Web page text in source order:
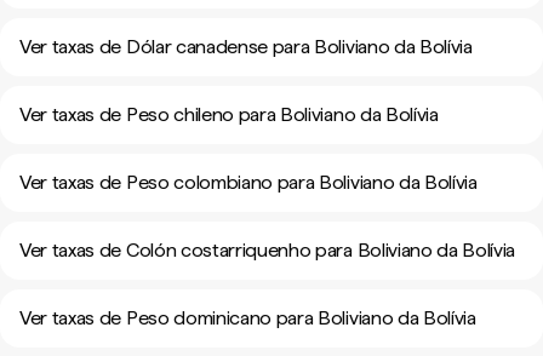
Ver taxas de Dólar canadense para Boliviano da Bolívia
Ver taxas de Peso chileno para Boliviano da Bolívia
Ver taxas de Peso colombiano para Boliviano da Bolívia
Ver taxas de Colón costarriquenho para Boliviano da Bolívia
Ver taxas de Peso dominicano para Boliviano da Bolívia